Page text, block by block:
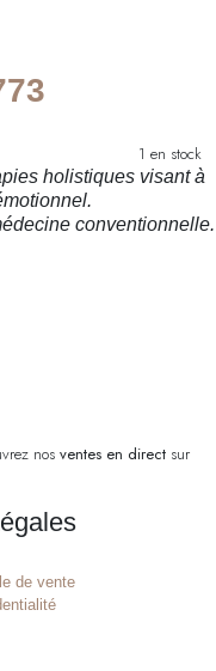
1 en stock
holistiques visant à
conventionnelle.
nos ventes en direct sur
de vente